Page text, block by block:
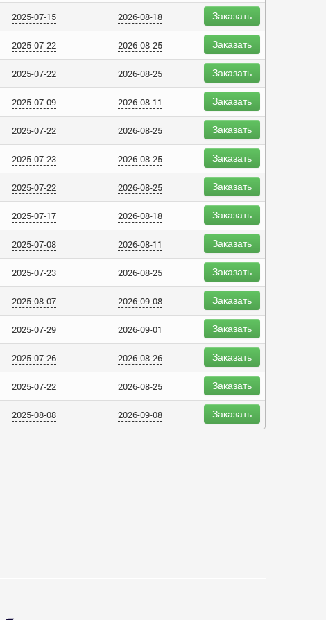
2025-07-15 2026-08-18 Заказать
2025-07-22 2026-08-25 Заказать
2025-07-22 2026-08-25 Заказать
2025-07-09 2026-08-11 Заказать
2025-07-22 2026-08-25 Заказать
2025-07-23 2026-08-25 Заказать
2025-07-22 2026-08-25 Заказать
2025-07-17 2026-08-18 Заказать
2025-07-08 2026-08-11 Заказать
2025-07-23 2026-08-25 Заказать
2025-08-07 2026-09-08 Заказать
2025-07-29 2026-09-01 Заказать
2025-07-26 2026-08-26 Заказать
2025-07-22 2026-08-25 Заказать
2025-08-08 2026-09-08 Заказать